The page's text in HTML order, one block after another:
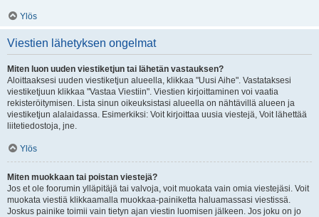
Ylös
Viestien lähetyksen ongelmat
Miten luon uuden viestiketjun tai lähetän vastauksen?
Aloittaaksesi uuden viestiketjun alueella, klikkaa "Uusi Aihe". Vastataksesi
viestiketjuun klikkaa "Vastaa Viestiin". Viestien kirjoittaminen voi vaatia
rekisteröitymisen. Lista sinun oikeuksistasi alueella on nähtävillä alueen ja
viestiketjun alalaidassa. Esimerkiksi: Voit kirjoittaa uusia viestejä, Voit lähettää
liitetiedostoja, jne.
Ylös
Miten muokkaan tai poistan viestejä?
Jos et ole foorumin ylläpitäjä tai valvoja, voit muokata vain omia viestejäsi. Voit
muokata viestiä klikkaamalla muokkaa-painiketta haluamassasi viestissä.
Joskus painike toimii vain tietyn ajan viestin luomisen jälkeen. Jos joku on jo